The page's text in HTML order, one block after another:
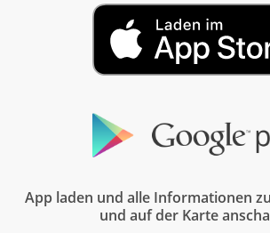
App laden und alle Informationen
und auf der Karte